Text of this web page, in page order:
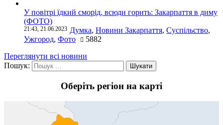
У повітрі їдкий сморід, всюди горить: Закарпаття в диму
(ФОТО)
21:43, 21.06.2023 Думка, Новини Закарпаття, Суспільство,
Ужгород, Фото
5882
Переглянути всі новини
Пошук:
Оберіть регіон на карті